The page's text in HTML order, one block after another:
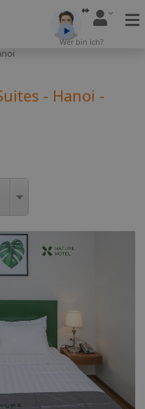
Wer bin ich?
- Hanoi -